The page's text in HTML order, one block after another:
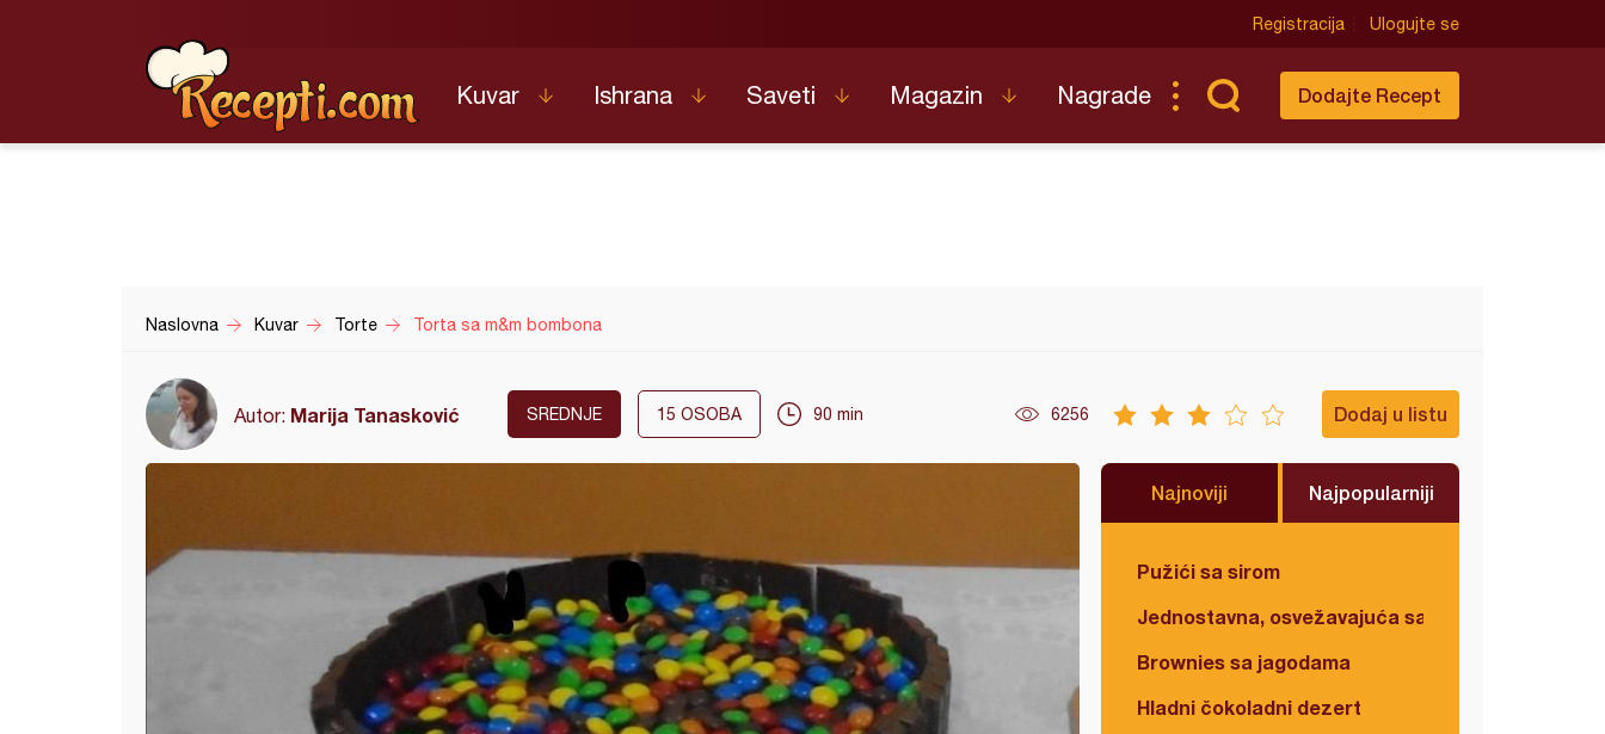
Registracija Ulogujte se
Kuvar Ishrana Saveti Magazin Nagrade Dodajte Recept
Naslovna Kuvar Torte Torta sa m&m bombona
Autor: Marija Tanasković SREDNJE 15 OSOBA 90 min 6256 Dodaj u listu
Najnoviji Najpopularniji
Pužići sa sirom
Jednostavna, osvežavajuća salata
Brownies sa jagodama
Hladni čokoladni dezert